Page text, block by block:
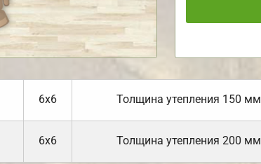
6х6 Толщина утепления 150 мм
6х6 Толщина утепления 200 мм